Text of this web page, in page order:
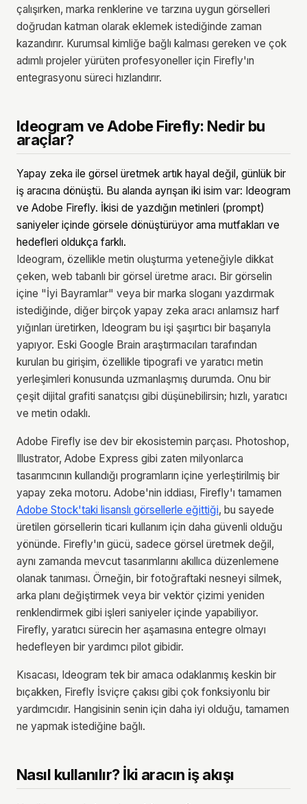
çalışırken, marka renklerine ve tarzına uygun görselleri
doğrudan katman olarak eklemek istediğinde zaman
kazandırır. Kurumsal kimliğe bağlı kalması gereken ve çok
adımlı projeler yürüten profesyoneller için Firefly'ın
entegrasyonu süreci hızlandırır.
Ideogram ve Adobe Firefly: Nedir bu
araçlar?
Yapay zeka ile görsel üretmek artık hayal değil, günlük bir
iş aracına dönüştü. Bu alanda ayrışan iki isim var: Ideogram
ve Adobe Firefly. İkisi de yazdığın metinleri (prompt)
saniyeler içinde görsele dönüştürüyor ama mutfakları ve
hedefleri oldukça farklı.
Ideogram, özellikle metin oluşturma yeteneğiyle dikkat
çeken, web tabanlı bir görsel üretme aracı. Bir görselin
içine "İyi Bayramlar" veya bir marka sloganı yazdırmak
istediğinde, diğer birçok yapay zeka aracı anlamsız harf
yığınları üretirken, Ideogram bu işi şaşırtıcı bir başarıyla
yapıyor. Eski Google Brain araştırmacıları tarafından
kurulan bu girişim, özellikle tipografi ve yaratıcı metin
yerleşimleri konusunda uzmanlaşmış durumda. Onu bir
çeşit dijital grafiti sanatçısı gibi düşünebilirsin; hızlı, yaratıcı
ve metin odaklı.
Adobe Firefly ise dev bir ekosistemin parçası. Photoshop,
Illustrator, Adobe Express gibi zaten milyonlarca
tasarımcının kullandığı programların içine yerleştirilmiş bir
yapay zeka motoru. Adobe'nin iddiası, Firefly'ı tamamen
Adobe Stock'taki lisanslı görsellerle eğittiği, bu sayede
üretilen görsellerin ticari kullanım için daha güvenli olduğu
yönünde. Firefly'ın gücü, sadece görsel üretmek değil,
aynı zamanda mevcut tasarımlarını akıllıca düzenlemene
olanak tanıması. Örneğin, bir fotoğraftaki nesneyi silmek,
arka planı değiştirmek veya bir vektör çizimi yeniden
renklendirmek gibi işleri saniyeler içinde yapabiliyor.
Firefly, yaratıcı sürecin her aşamasına entegre olmayı
hedefleyen bir yardımcı pilot gibidir.
Kısacası, Ideogram tek bir amaca odaklanmış keskin bir
bıçakken, Firefly İsviçre çakısı gibi çok fonksiyonlu bir
yardımcıdır. Hangisinin senin için daha iyi olduğu, tamamen
ne yapmak istediğine bağlı.
Nasıl kullanılır? İki aracın iş akışı